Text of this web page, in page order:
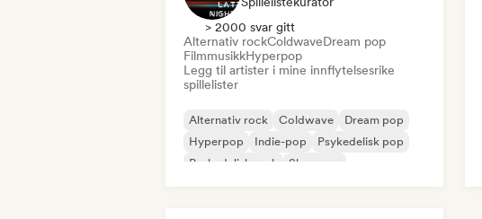
> 2000 svar gitt
Alternativ rockColdwaveDream pop
FilmmusikkHyperpop
Legg til artister i mine innflytelsesrike
spillelister
Alternativ rock Coldwave
Dream pop
Hyperpop
Indie-pop
Psykedelisk pop
Psykedelisk rock
Shoegaze